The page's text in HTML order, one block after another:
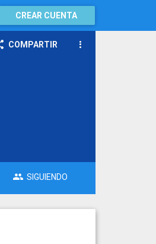
CREAR CUENTA
COMPARTIR
SIGUIENDO